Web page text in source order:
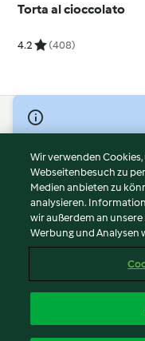
Torta al cioccolato
4.2 (408)
© Copyright 2026
Nutzungsbedingungen
Datenschutzrichtlinien
Disclaimer
Impressum
Cookies
Abo kündigen
Erklärung zur
Wir verwenden
Webseitenbesuch zu
Medien anbieten zu
analysieren.
wir außerdem an
Werbung und Analysen